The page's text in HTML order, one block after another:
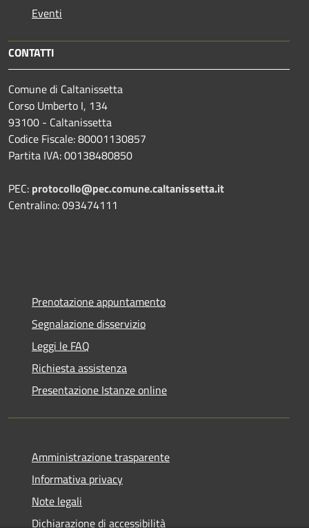
Eventi
CONTATTI
Comune di Caltanissetta
Corso Umberto I, 134
93100 - Caltanissetta
Codice Fiscale: 80001130857
Partita IVA: 00138480850
PEC: protocollo@pec.comune.caltanissetta.it
Centralino: 093474111
Prenotazione appuntamento
Segnalazione disservizio
Leggi le FAQ
Richiesta assistenza
Presentazione Istanze online
Amministrazione trasparente
Informativa privacy
Note legali
Dichiarazione di accessibilità